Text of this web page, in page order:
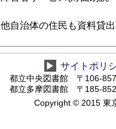
他自治体の住民も資料貸
▶ サイトポリ
都立中央図書館 〒106-
都立多摩図書館 〒185-
Copyright © 2015 東